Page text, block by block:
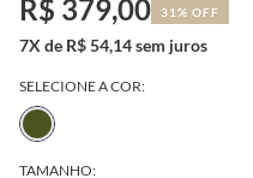
R$ 379,00 31% OFF
7X de R$ 54,14 sem juros
SELECIONE A COR:
TAMANHO: